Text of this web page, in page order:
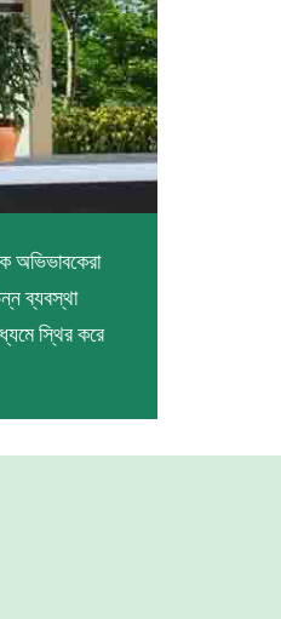
অভিভাবকেরা
ব্যবস্থা
স্থির করে